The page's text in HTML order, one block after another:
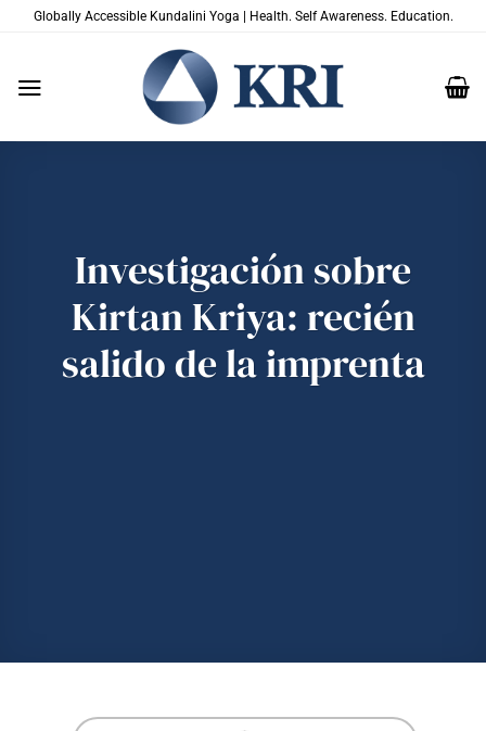
SaltarGlobally Accessible Kundalini Yoga | Health. Self Awareness. Education.
Investigación sobre
Kirtan Kriya: recién
salido de la imprenta